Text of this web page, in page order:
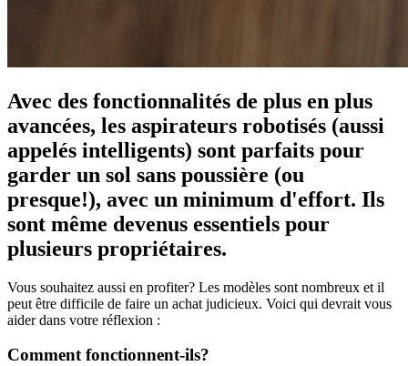
Avec des fonctionnalités de plus en plus
avancées, les aspirateurs robotisés (aussi
appelés intelligents) sont parfaits pour
garder un sol sans poussière (ou
presque!), avec un minimum d'effort. Ils
sont même devenus essentiels pour
plusieurs propriétaires.
Vous souhaitez aussi en profiter? Les modèles sont nombreux et il
peut être difficile de faire un achat judicieux. Voici qui devrait vous
aider dans votre réflexion :
Comment fonctionnent-ils?